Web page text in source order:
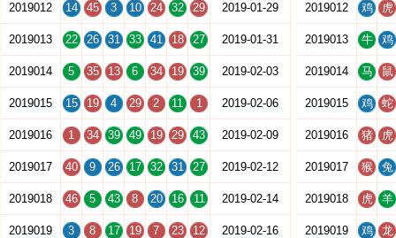
2019012 14 45 3 10 24 32 29 2019-01-29
2019013 22 26 31 33 41 18 27 2019-01-31
2019014 5 35 13 6 34 19 39 2019-02-03
2019015 15 19 4 29 2 11 1 2019-02-06
2019016 1 34 39 49 19 29 43 2019-02-09
2019017 40 9 26 17 32 31 27 2019-02-12
2019018 46 5 43 8 20 16 11 2019-02-14
2019019 3 8 17 19 7 23 12 2019-02-16
2019012 鸡 虎
2019013 牛 鸡
2019014 马 鼠
2019015 鸡 蛇
2019016 猪 虎
2019017 猴 兔
2019018 虎 羊
2019019 鸡 龙